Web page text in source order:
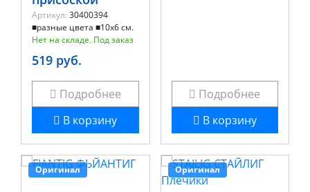
Артикул: 30400394
■разные цвета ■10x6 см.
Нет на складе. Под заказ
519 руб.
Подробнее
В корзину
Подробнее
В корзину
Оригинал Оригинал